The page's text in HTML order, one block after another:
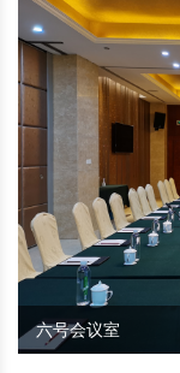
六号会议室